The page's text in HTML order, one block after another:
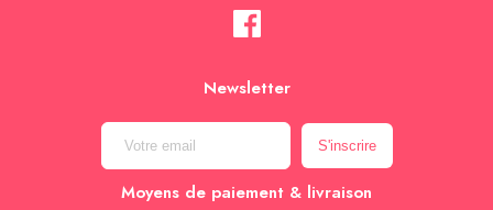
Newsletter
Moyens de paiement & livraison